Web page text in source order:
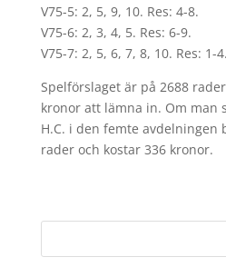
V75-5: 2, 5, 9, 10. Res: 4-8.
V75-6: 2, 3, 4, 5. Res: 6-9.
V75-7: 2, 5, 6, 7, 8, 10. Res: 1-4.
Spelförslaget är på 2688
kronor att lämna in. Om man
H.C. i den femte avdelningen
rader och kostar 336 kronor.